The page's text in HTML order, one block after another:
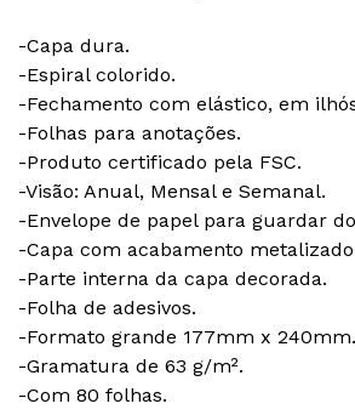
-Capa dura.
-Espiral colorido.
-Fechamento com elástico, em
-Folhas para anotações.
-Produto certificado pela FSC.
-Visão: Anual, Mensal e Semanal.
-Envelope de papel para guardar
-Capa com acabamento
-Parte interna da capa decorada.
-Folha de adesivos.
-Formato grande 177mm x 240mm.
-Gramatura de 63 g/m².
-Com 80 folhas.